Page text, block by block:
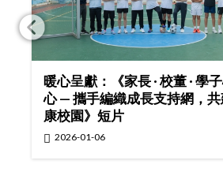
暖心呈獻：《家長 · 校董 · 學
心 — 攜手編織成長支持網，
康校園》短片
2026-01-06